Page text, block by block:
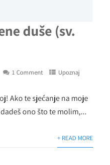
duše (sv.
1 Comment
Upoznaj
Ako te sjećanje na moje
ono što te molim,...
+ READ MORE